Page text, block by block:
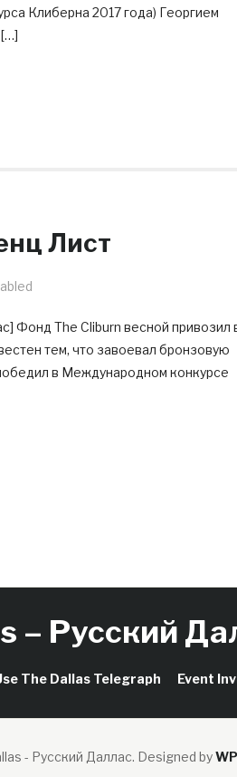
Клиберна 2017 года) Георгием
Лист
Фонд The Cliburn весной привозил
тем, что завоевал бронзовую
в Международном конкурсе
– Русский
The Dallas Telegraph Event
- Русский Даллас. Designed by